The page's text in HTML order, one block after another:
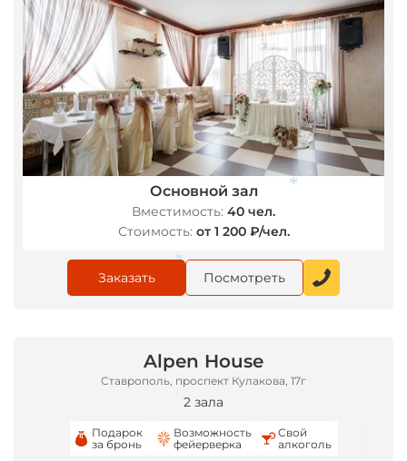
Основной зал
Вместимость: 40 чел.
Стоимость: от 1 200 ₽/чел.
Заказать Посмотреть
Alpen House
Ставрополь, проспект Кулакова, 17г
2 зала
Подарок
за бронь
Возможность
фейерверка
Свой
алкоголь
*